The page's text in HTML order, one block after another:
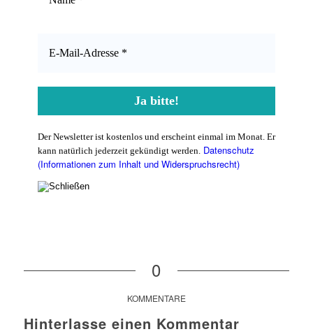
Der Newsletter ist kostenlos und erscheint einmal im Monat. Er
kann natürlich jederzeit gekündigt werden. Datenschutz
(Informationen zum Inhalt und Widerspruchsrecht)
0
KOMMENTARE
Hinterlasse einen Kommentar